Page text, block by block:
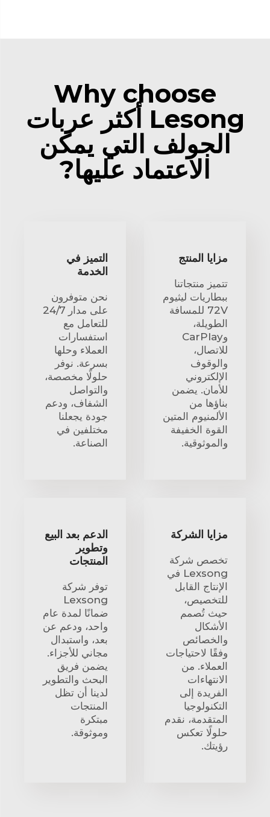
Why choose
Lesong أكثر عربات
الجولف التي يمكن
الاعتماد عليها?
مزايا المنتج
تتميز منتجاتنا
ببطاريات ليثيوم
72V للمسافة
الطويلة،
وCarPlay
للاتصال،
والوقوف
الإلكتروني
للأمان. يضمن
بناؤها من
الألمنيوم المتين
القوة الخفيفة
والموثوقية.
التميز في
الخدمة
نحن متوفرون
على مدار 24/7
للتعامل مع
استفسارات
العملاء وحلها
بسرعة. نوفر
حلولًا مخصصة،
والتواصل
الشفاف، ودعم
جودة يجعلنا
مختلفين في
الصناعة.
مزايا الشركة
تخصص شركة
Lexsong في
الإنتاج القابل
للتخصيص،
حيث تُصمم
الأشكال
والخصائص
وفقًا لاحتياجات
العملاء. من
الانتهاءات
الفريدة إلى
التكنولوجيا
المتقدمة، نقدم
حلولًا تعكس
رؤيتك.
الدعم بعد البيع
وتطوير
المنتجات
توفر شركة
Lexsong
ضمانًا لمدة عام
واحد، ودعم عن
بعد، واستبدال
مجاني للأجزاء.
يضمن فريق
البحث والتطوير
لدينا أن تظل
المنتجات
مبتكرة
وموثوقة.